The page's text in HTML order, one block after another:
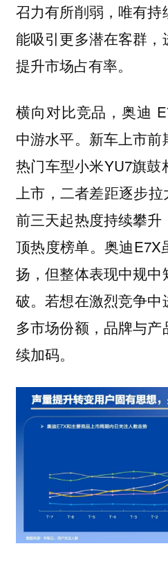
召力有所削弱，唯有
能吸引更多潜在客群，
提升市场占有率。
横向对比竞品，奥迪
中游水平。新车上市
热门车型小米YU7旗
上市，二者差距逐步
前三天起热度持续攀
顶热度榜单。奥迪E7X
扬，但整体表现中规
破。若想在激烈竞争
多市场份额，品牌与
续加码。